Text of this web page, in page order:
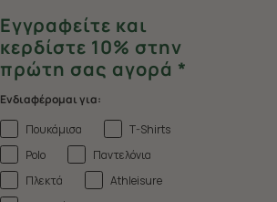
Εγγραφείτε και
κερδίστε 10% στην
πρώτη σας αγορά *
Ενδιαφέρομαι για:
Πουκάμισα
T-Shirts
Polo
Παντελόνια
Πλεκτά
Athleisure